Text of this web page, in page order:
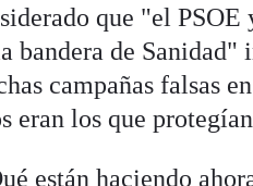
que "el PSOE
bandera de Sanidad"
campañas falsas
eran los que
están haciendo